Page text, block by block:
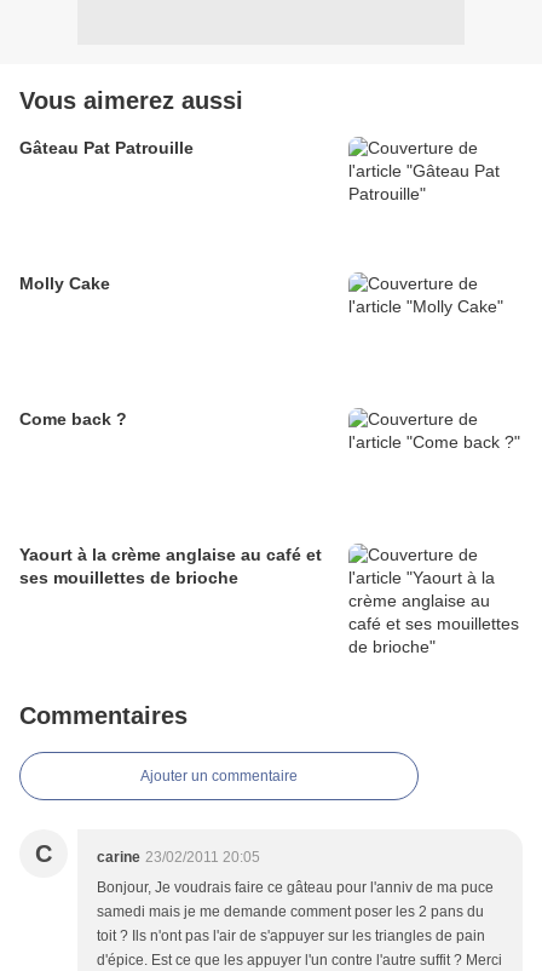
Vous aimerez aussi
Gâteau Pat Patrouille
Molly Cake
Come back ?
Yaourt à la crème anglaise au café et
ses mouillettes de brioche
Commentaires
Ajouter un commentaire
C carine 23/02/2011 20:05
Bonjour, Je voudrais faire ce gâteau pour l'anniv de ma puce
samedi mais je me demande comment poser les 2 pans du
toit ? Ils n'ont pas l'air de s'appuyer sur les triangles de pain
d'épice. Est ce que les appuyer l'un contre l'autre suffit ? Merci